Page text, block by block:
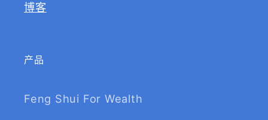
博客
产品
Feng Shui For Wealth